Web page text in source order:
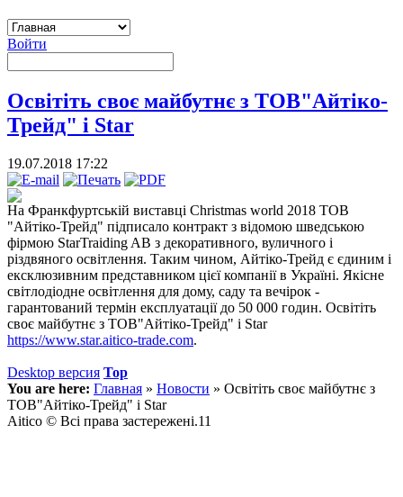
Войти
Освітіть своє майбутнє з ТОВ"Айтіко-
Трейд" і Star
19.07.2018 17:22
На Франкфуртській виставці Christmas world 2018 ТОВ
"Айтіко-Трейд" підписало контракт з відомою шведською
фірмою StarTraiding AB з декоративного, вуличного і
різдвяного освітлення. Таким чином, Айтіко-Трейд є єдиним і
ексклюзивним представником цієї компанії в Україні. Якісне
світлодіодне освітлення для дому, саду та вечірок -
гарантований термін експлуатації до 50 000 годин. Освітіть
своє майбутнє з ТОВ"Айтіко-Трейд" і Star
https://www.star.aitico-trade.com.
Desktop версия Top
You are here: Главная » Новости » Освітіть своє майбутнє з
ТОВ"Айтіко-Трейд" і Star
Aitico © Всі права застережені.11